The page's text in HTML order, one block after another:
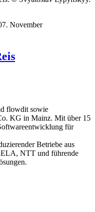
7. November
flowdit sowie
KG in Mainz. Mit über 15
für
Betriebe aus
NTT und führende